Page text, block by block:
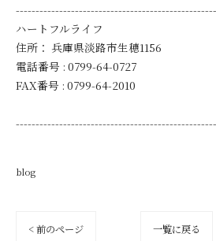
ハートフルライフ
住所： 兵庫県淡路市生穂1156
電話番号 : 0799-64-0727
FAX番号 : 0799-64-2010
blog
< 前のページ 一覧に戻る